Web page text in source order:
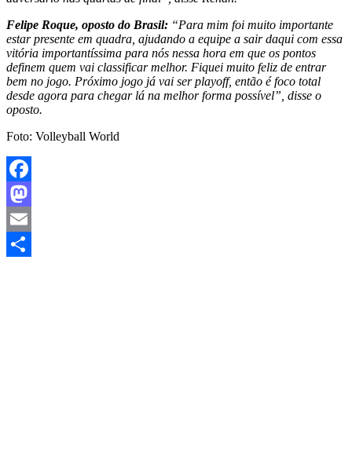
Felipe Roque, oposto do Brasil: “Para mim foi muito importante
estar presente em quadra, ajudando a equipe a sair daqui com essa
vitória importantíssima para nós nessa hora em que os pontos
definem quem vai classificar melhor. Fiquei muito feliz de entrar
bem no jogo. Próximo jogo já vai ser playoff, então é foco total
desde agora para chegar lá na melhor forma possível”, disse o
oposto.
Foto: Volleyball World
Facebook
Mastodon
Email